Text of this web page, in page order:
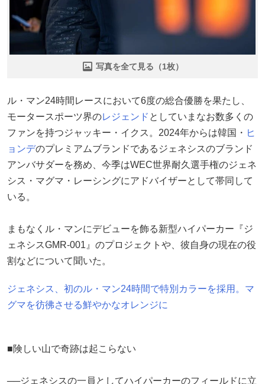
写真を全て見る（1枚）
ル・マン24時間レースにおいて6度の総合優勝を果たし、
モータースポーツ界のレジェンド としていまなお数多くの
ファンを持つジャッキー・イクス。2024年からは韓国・ ヒ
ョンデのプレミアムブランドであるジェネシスのブランド
アンバサダーを務め、今季はWEC世界耐久選手権のジェネ
シス・マグマ・レーシングにアドバイザーとして帯同して
いる。
まもなくル・マンにデビューを飾る新型ハイパーカー『ジ
ェネシスGMR-001』のプロジェクトや、彼自身の現在の役
割などについて聞いた。
ジェネシス、初のル・マン24時間で特別カラーを採用。マ
グマを彷彿させる鮮やかなオレンジに
■険しい山で奇跡は起こらない
──ジェネシスの一員としてハイパーカーのフィールドに立